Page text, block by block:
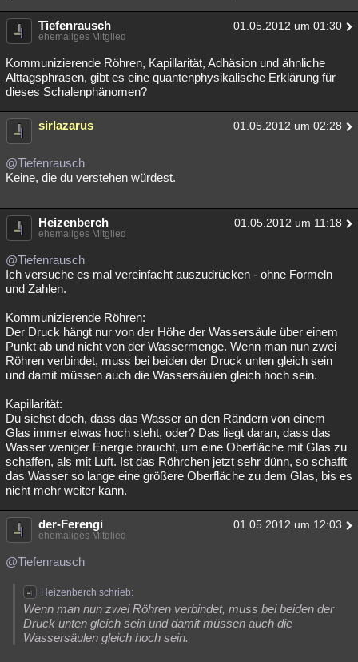
Tiefenrausch 01.05.2012 um 01:30
ehemaliges Mitglied
Kommunizierende Röhren, Kapillarität, Adhäsion und ähnliche
Alttagsphrasen, gibt es eine quantenphysikalische Erklärung für
dieses Schalenphänomen?
sirlazarus 01.05.2012 um 02:28
@Tiefenrausch
Keine, die du verstehen würdest.
Heizenberch 01.05.2012 um 11:18
ehemaliges Mitglied
@Tiefenrausch
Ich versuche es mal vereinfacht auszudrücken - ohne Formeln
und Zahlen.
Kommunizierende Röhren:
Der Druck hängt nur von der Höhe der Wassersäule über einem
Punkt ab und nicht von der Wassermenge. Wenn man nun zwei
Röhren verbindet, muss bei beiden der Druck unten gleich sein
und damit müssen auch die Wassersäulen gleich hoch sein.
Kapillarität:
Du siehst doch, dass das Wasser an den Rändern von einem
Glas immer etwas hoch steht, oder? Das liegt daran, dass das
Wasser weniger Energie braucht, um eine Oberfläche mit Glas zu
schaffen, als mit Luft. Ist das Röhrchen jetzt sehr dünn, so schafft
das Wasser so lange eine größere Oberfläche zu dem Glas, bis es
nicht mehr weiter kann.
der-Ferengi 01.05.2012 um 12:03
ehemaliges Mitglied
@Tiefenrausch
Heizenberch schrieb:
Wenn man nun zwei Röhren verbindet, muss bei beiden der
Druck unten gleich sein und damit müssen auch die
Wassersäulen gleich hoch sein.